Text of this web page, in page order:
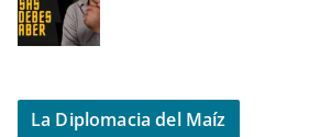
La Diplomacia del Maíz